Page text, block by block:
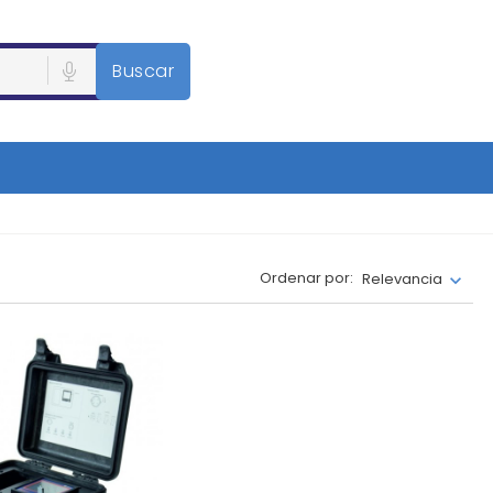
Buscar
Ordenar por: Relevancia